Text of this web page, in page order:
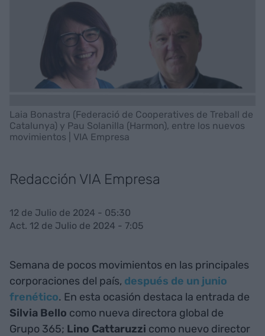
Laia Bonastra (Federació de Cooperatives de Treball de
Catalunya) y Pau Solanilla (Harmon), entre los nuevos
movimientos | VIA Empresa
Redacción VIA Empresa
12 de Julio de 2024 - 05:30
Act. 12 de Julio de 2024 - 7:05
Semana de pocos movimientos en las principales
corporaciones del país, después de un junio
frenético. En esta ocasión destaca la entrada de
Silvia Bello como nueva directora global de
Grupo 365; Lino Cattaruzzi como nuevo director